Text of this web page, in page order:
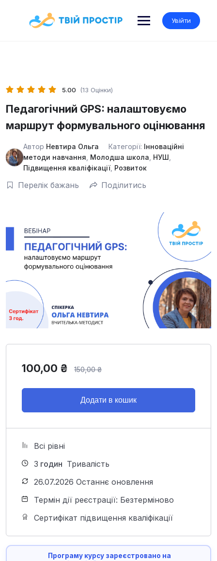
Увійти
5.00 (13 Оцінки)
Педагогічний GPS: налаштовуємо
маршрут формувального оцінювання
Автор Невтира Ольга Категорії: Інноваційні
методи навчання Молодша школа НУШ
Підвищення кваліфікації, Розвиток
Перелік бажань Поділитись
100,00 ₴ 150,00₴
Додати в кошик
Всі рівні
3 годин Тривалість
26.07.2026 Останнє оновлення
Термін дії реєстрації: Безтерміново
Сертифікат підвищення кваліфікації
Програму курсу зареєстровано на